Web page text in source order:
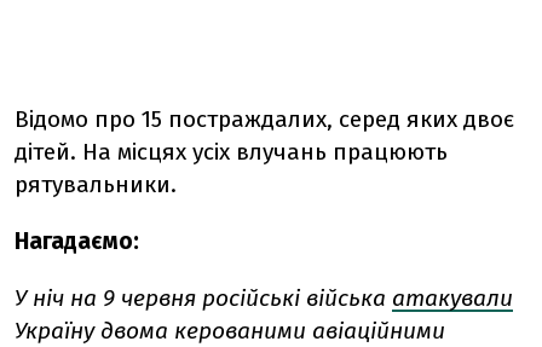
Відомо про 15 постраждалих, серед яких двоє
дітей. На місцях усіх влучань працюють
рятувальники.
Нагадаємо:
У ніч на 9 червня російські війська атакували
Україну двома керованими авіаційними